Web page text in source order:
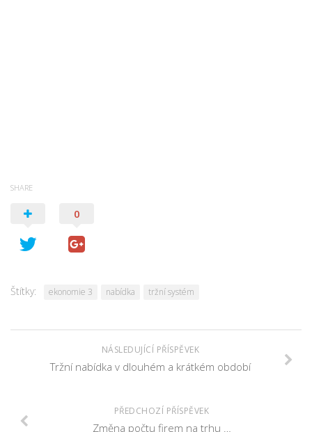
SHARE
0
Štítky: ekonomie 3 nabídka tržní systém
NÁSLEDUJÍCÍ PŘÍSPĚVEK
Tržní nabídka v dlouhém a krátkém období
PŘEDCHOZÍ PŘÍSPĚVEK
Změna počtu firem na trhu …